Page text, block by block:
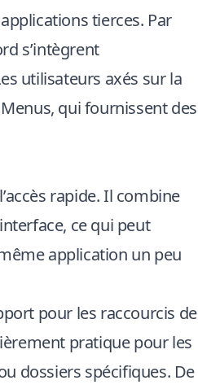
tierces. Par
s’intègrent
utilisateurs axés sur la
, qui fournissent des
rapide. Il combine
ce qui peut
application un peu
pour les raccourcis de
pratique pour les
dossiers spécifiques. De